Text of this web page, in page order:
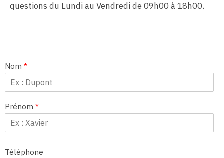
questions du Lundi au Vendredi de 09h00 à 18h00.
Nom *
Prénom *
Téléphone